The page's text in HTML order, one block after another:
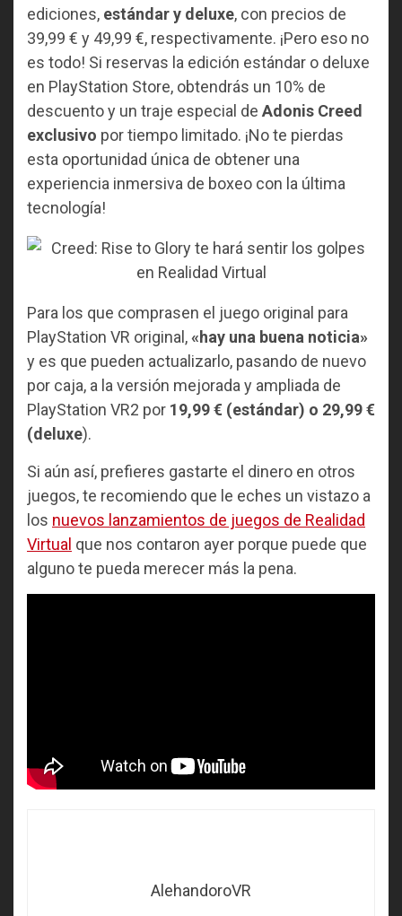
ediciones, estándar y deluxe, con precios de
39,99 € y 49,99 €, respectivamente. ¡Pero eso no
es todo! Si reservas la edición estándar o deluxe
en PlayStation Store, obtendrás un 10% de
descuento y un traje especial de Adonis Creed
exclusivo por tiempo limitado. ¡No te pierdas
esta oportunidad única de obtener una
experiencia inmersiva de boxeo con la última
tecnología!
Para los que comprasen el juego original para
PlayStation VR original,«hay una buena noticia»
y es que pueden actualizarlo, pasando de nuevo
por caja, a la versión mejorada y ampliada de
PlayStation VR2 por 19,99 € (estándar) o 29,99 €
(deluxe).
Si aún así, prefieres gastarte el dinero en otros
juegos, te recomiendo que le eches un vistazo a
los nuevos lanzamientos de juegos de Realidad
Virtual que nos contaron ayer porque puede que
alguno te pueda merecer más la pena.
AlehandoroVR